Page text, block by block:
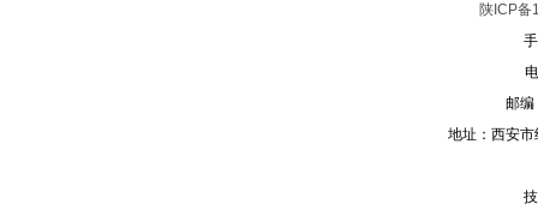
陕ICP备
邮编
地址：西安